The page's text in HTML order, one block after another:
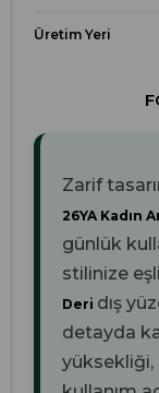
Üretim Yeri
Zarif
26YA Kadın
günlük
stilinize
Deri dış
detayda